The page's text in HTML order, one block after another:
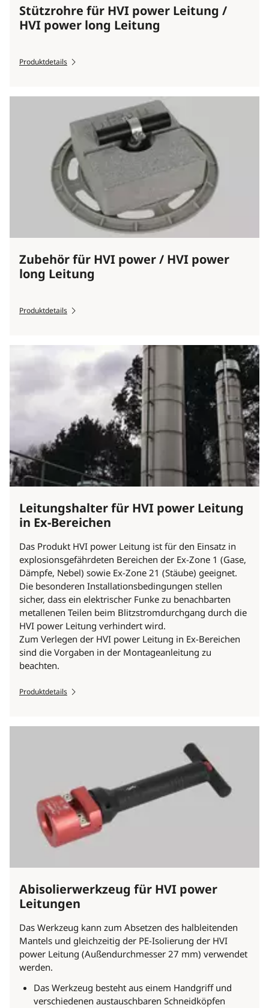
Stützrohre für HVI power Leitung /
HVI power long Leitung
Produktdetails
Zubehör für HVI power / HVI power
long Leitung
Produktdetails
Leitungshalter für HVI power Leitung
in Ex-Bereichen
Das Produkt HVI power Leitung ist für den Einsatz in
explosionsgefährdeten Bereichen der Ex-Zone 1 (Gase,
Dämpfe, Nebel) sowie Ex-Zone 21 (Stäube) geeignet.
Die besonderen Installationsbedingungen stellen
sicher, dass ein elektrischer Funke zu benachbarten
metallenen Teilen beim Blitzstromdurchgang durch die
HVI power Leitung verhindert wird.
Zum Verlegen der HVI power Leitung in Ex-Bereichen
sind die Vorgaben in der Montageanleitung zu
beachten.
Produktdetails
Abisolierwerkzeug für HVI power
Leitungen
Das Werkzeug kann zum Absetzen des halbleitenden
Mantels und gleichzeitig der PE-Isolierung der HVI
power Leitung (Außendurchmesser 27 mm) verwendet
werden.
Das Werkzeug besteht aus einem Handgriff und
verschiedenen austauschbaren Schneidköpfen